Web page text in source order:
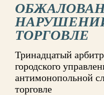
ТОРГОВЛЕ
Тринадцатый
городского
антимонопольной
торговле